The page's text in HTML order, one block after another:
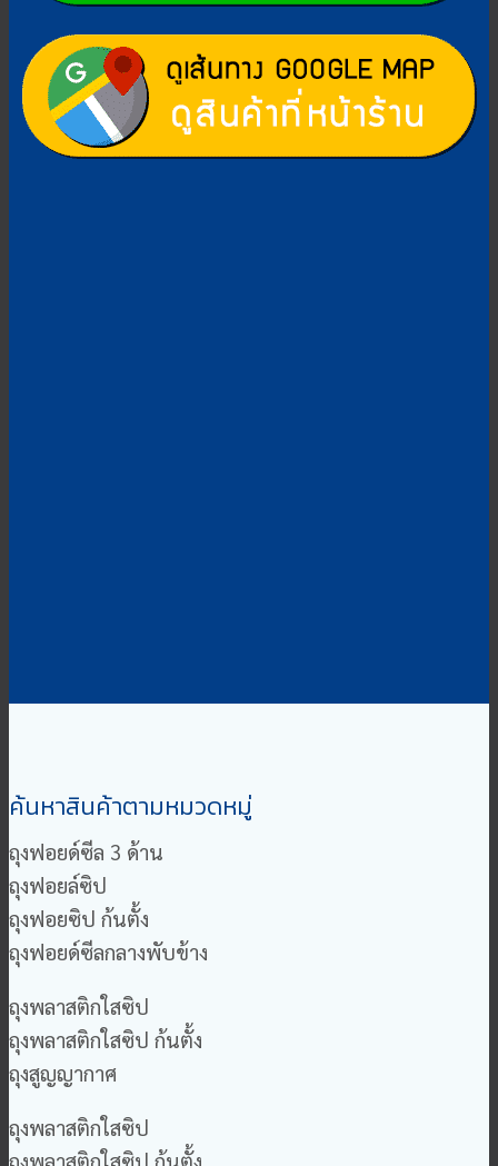
ค้นหาสินค้าตามหมวดหมู่
ถุงฟอยด์ซีล 3 ด้าน
ถุงฟอยล์ซิป
ถุงฟอยซิป ก้นตั้ง
ถุงฟอยด์ซีลกลางพับข้าง
ถุงพลาสติกใสซิป
ถุงพลาสติกใสซิป ก้นตั้ง
ถุงสูญญากาศ
ถุงพลาสติกใสซิป
ถุงพลาสติกใสซิป ก้นตั้ง